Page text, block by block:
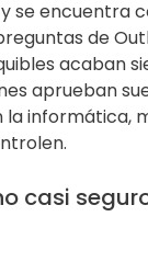
se encuentra
de
acaban
aprueban
informática,
casi